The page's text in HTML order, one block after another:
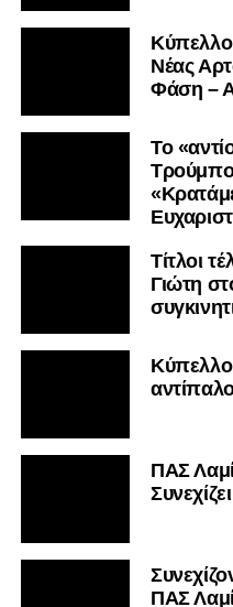
Nέας
Φάση –
Το
Τίτλοι
Γιώτη
Κύπελλο
ΠΑΣ
ΠΑΣ